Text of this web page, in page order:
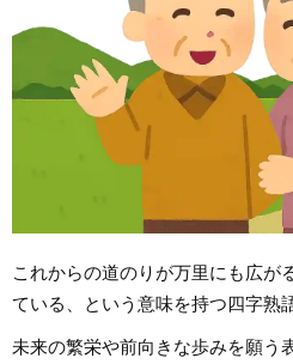
これからの道のりが万里にも広が
ている、という意味を持つ四字熟
未来の繁栄や前向きな歩みを願う